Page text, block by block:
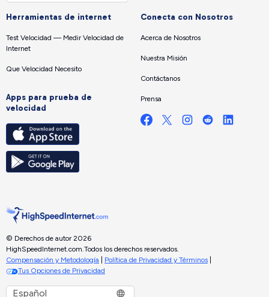
Herramientas de internet
Test Velocidad — Medir Velocidad de
Internet
Que Velocidad Necesito
Apps para prueba de
velocidad
Conecta con Nosotros
Acerca de Nosotros
Nuestra Misión
Contáctanos
Prensa
© Derechos de autor 2026
HighSpeedInternet.com. Todos los derechos reservados.
Compensación y Metodología
Política de Privacidad y Términos
Tus Opciones de Privacidad